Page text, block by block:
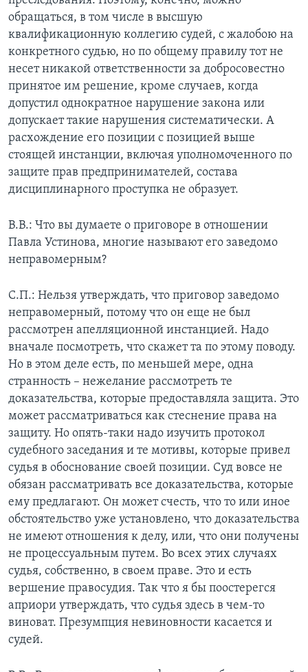
обращаться, в том числе в высшую
квалификационную коллегию судей, с жалобою на
конкретного судью, но по общему правилу тот не
несет никакой ответственности за добросовестно
принятое им решение, кроме случаев, когда
допустил однократное нарушение закона или
допускает такие нарушения систематически. А
расхождение его позиции с позицией выше
стоящей инстанции, включая уполномоченного по
защите прав предпринимателей, состава
дисциплинарного проступка не образует.
В.В.: Что вы думаете о приговоре в отношении
Павла Устинова, многие называют его заведомо
неправомерным?
С.П.: Нельзя утверждать, что приговор заведомо
неправомерный, потому что он еще не был
рассмотрен апелляционной инстанцией. Надо
вначале посмотреть, что скажет та по этому поводу.
Но в этом деле есть, по меньшей мере, одна
странность – нежелание рассмотреть те
доказательства, которые предоставляла защита. Это
может рассматриваться как стеснение права на
защиту. Но опять-таки надо изучить протокол
судебного заседания и те мотивы, которые привел
судья в обоснование своей позиции. Суд вовсе не
обязан рассматривать все доказательства, которые
ему предлагают. Он может счесть, что то или иное
обстоятельство уже установлено, что доказательства
не имеют отношения к делу, или, что они получены
не процессуальным путем. Во всех этих случаях
судья, собственно, в своем праве. Это и есть
вершение правосудия. Так что я бы поостерегся
априори утверждать, что судья здесь в чем-то
виноват. Презумпция невиновности касается и
судей.